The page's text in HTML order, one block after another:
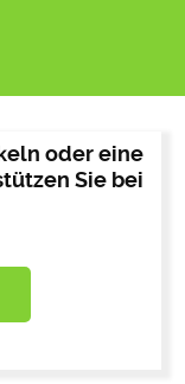
oder eine
Sie bei